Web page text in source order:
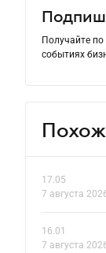
Получайте
событиях
17.05
7 августа
16.01
7 августа